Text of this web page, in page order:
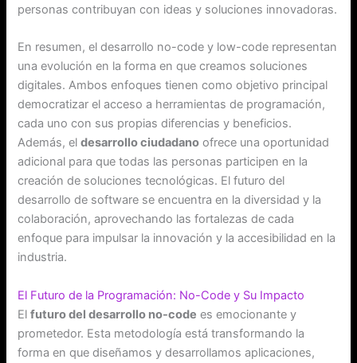
personas contribuyan con ideas y soluciones innovadoras.
En resumen, el desarrollo no-code y low-code representan
una evolución en la forma en que creamos soluciones
digitales. Ambos enfoques tienen como objetivo principal
democratizar el acceso a herramientas de programación,
cada uno con sus propias diferencias y beneficios.
Además, eldesarrollo ciudadano ofrece una oportunidad
adicional para que todas las personas participen en la
creación de soluciones tecnológicas. El futuro del
desarrollo de software se encuentra en la diversidad y la
colaboración, aprovechando las fortalezas de cada
enfoque para impulsar la innovación y la accesibilidad en la
industria.
El Futuro de la Programación: No-Code y Su Impacto
Elfuturo del desarrollo no-code es emocionante y
prometedor. Esta metodología está transformando la
forma en que diseñamos y desarrollamos aplicaciones,